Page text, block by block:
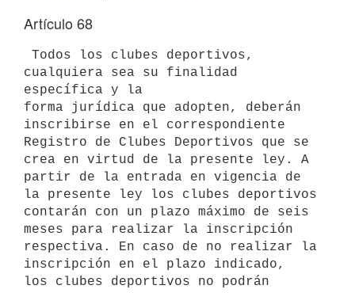
Artículo 68
cualquiera sea su finalidad
específica y la
forma jurídica que adopten, deberán
inscribirse en el correspondiente
Registro de Clubes Deportivos que se
crea en virtud de la presente ley. A
partir de la entrada en vigencia de
la presente ley los clubes deportivos
contarán con un plazo máximo de seis
meses para realizar la inscripción
respectiva. En caso de no realizar la
inscripción en el plazo indicado,
los clubes deportivos no podrán